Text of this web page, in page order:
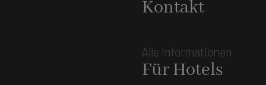
Kontakt
Alle Informationen
Für Hotels